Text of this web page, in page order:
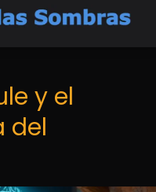
y el
del